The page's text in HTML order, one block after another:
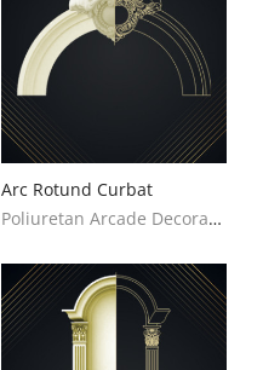
Arc Rotund Curbat
Poliuretan Arcade Decoratiuni Casa